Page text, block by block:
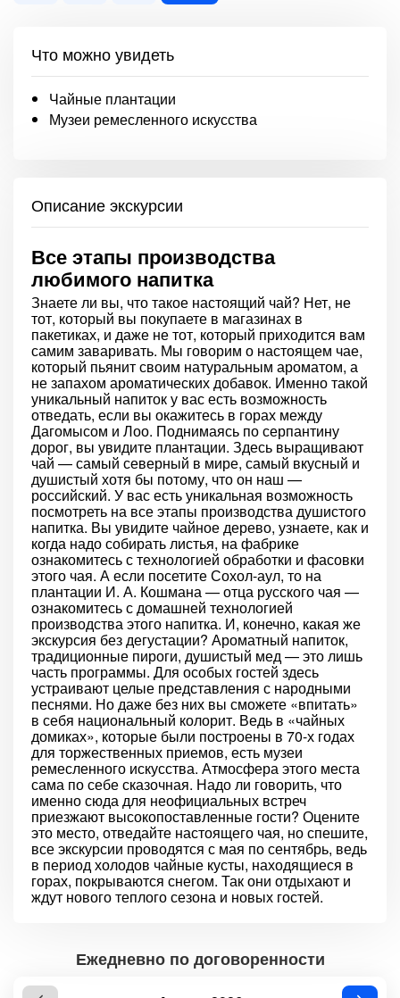
Что можно увидеть
Чайные плантации
Музеи ремесленного искусства
Описание экскурсии
Все этапы производства
любимого напитка
Знаете ли вы, что такое настоящий чай? Нет, не
тот, который вы покупаете в магазинах в
пакетиках, и даже не тот, который приходится вам
самим заваривать. Мы говорим о настоящем чае,
который пьянит своим натуральным ароматом, а
не запахом ароматических добавок. Именно такой
уникальный напиток у вас есть возможность
отведать, если вы окажитесь в горах между
Дагомысом и Лоо. Поднимаясь по серпантину
дорог, вы увидите плантации. Здесь выращивают
чай — самый северный в мире, самый вкусный и
душистый хотя бы потому, что он наш —
российский. У вас есть уникальная возможность
посмотреть на все этапы производства душистого
напитка. Вы увидите чайное дерево, узнаете, как и
когда надо собирать листья, на фабрике
ознакомитесь с технологией обработки и фасовки
этого чая. А если посетите Сохол-аул, то на
плантации И. А. Кошмана — отца русского чая —
ознакомитесь с домашней технологией
производства этого напитка. И, конечно, какая же
экскурсия без дегустации? Ароматный напиток,
традиционные пироги, душистый мед — это лишь
часть программы. Для особых гостей здесь
устраивают целые представления с народными
песнями. Но даже без них вы сможете «впитать»
в себя национальный колорит. Ведь в «чайных
домиках», которые были построены в 70-х годах
для торжественных приемов, есть музеи
ремесленного искусства. Атмосфера этого места
сама по себе сказочная. Надо ли говорить, что
именно сюда для неофициальных встреч
приезжают высокопоставленные гости? Оцените
это место, отведайте настоящего чая, но спешите,
все экскурсии проводятся с мая по сентябрь, ведь
в период холодов чайные кусты, находящиеся в
горах, покрываются снегом. Так они отдыхают и
ждут нового теплого сезона и новых гостей.
Ежедневно по договоренности